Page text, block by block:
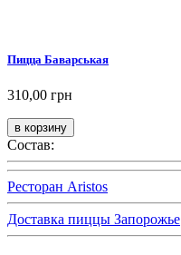
Пицца Баварськая
310,00 грн
Состав:
Ресторан Aristos
Доставка пиццы Запорожье